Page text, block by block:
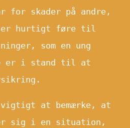
for skader på andre,
hurtigt føre til
som en ung
er i stand til at
vigtigt at bemærke, at
sig i en situation,